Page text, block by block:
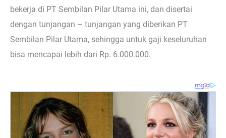
bekerja di PT Sembilan Pilar Utama ini, dan disertai
dengan tunjangan – tunjangan yang diberikan PT
Sembilan Pilar Utama, sehingga untuk gaji keseluruhan
bisa mencapai lebih dari Rp. 6.000.000.